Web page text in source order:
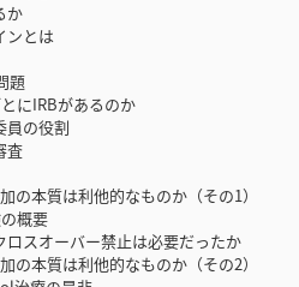
とは
題
IRBがあるのか
役割
質は利他的なものか（その1）
概要
ーバー禁止は必要だったか
質は利他的なものか（その2）